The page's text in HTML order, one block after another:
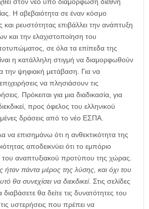
Η αβεβαιότητα σε έναν κόσμο
και ρευστότητας επιβάλλει την ανάπτυξη
και την ελαχιστοποίηση του
σε όλα τα επίπεδα της
η κατάλληλη στιγμή να διαμορφωθούν
την ψηφιακή μετάβαση. Για να
να πλησιάσουν τις
Πρόκειται για μια διαδικασία, για
προς όφελος του ελληνικού
δράσεις από το νέο ΕΣΠΑ.
να επισημάνω ότι η ανθεκτικότητα της
αποδεικνύει ότι το εμπόριο
του αναπτυξιακού προτύπου της χώρας.
πάντα μέρος της λύσης, και όχι του
θα συνεχίσει να διεκδικεί. Στις σελίδες
θα δείτε τις δυνατότητες του
υστερήσεις που πρέπει να